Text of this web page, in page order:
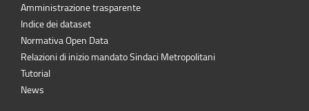
Amministrazione trasparente
Indice dei dataset
Normativa Open Data
Relazioni di inizio mandato Sindaci Metropolitani
Tutorial
News